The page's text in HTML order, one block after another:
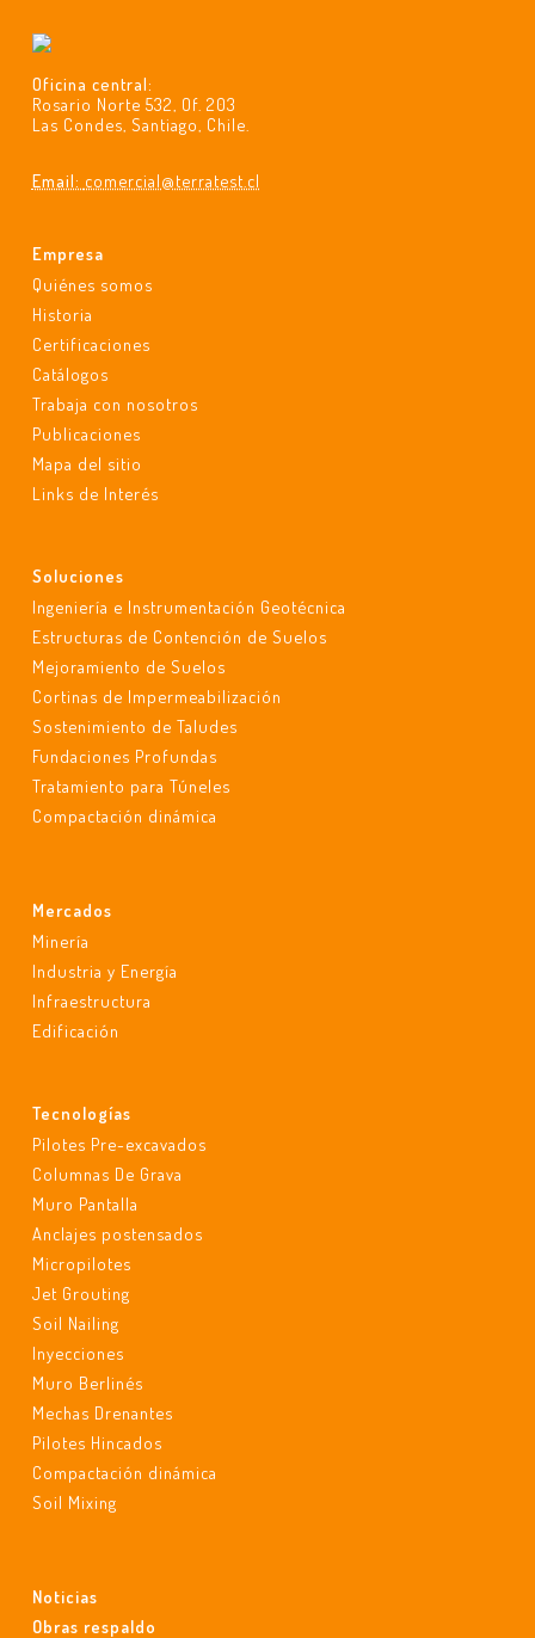
Oficina central:
Rosario Norte 532, Of. 203
Las Condes, Santiago, Chile.
Email: comercial@terratest.cl
Empresa
Quiénes somos
Historia
Certificaciones
Catálogos
Trabaja con nosotros
Publicaciones
Mapa del sitio
Links de Interés
Soluciones
Ingeniería e Instrumentación Geotécnica
Estructuras de Contención de Suelos
Mejoramiento de Suelos
Cortinas de Impermeabilización
Sostenimiento de Taludes
Fundaciones Profundas
Tratamiento para Túneles
Compactación dinámica
Mercados
Minería
Industria y Energía
Infraestructura
Edificación
Tecnologías
Pilotes Pre-excavados
Columnas De Grava
Muro Pantalla
Anclajes postensados
Micropilotes
Jet Grouting
Soil Nailing
Inyecciones
Muro Berlinés
Mechas Drenantes
Pilotes Hincados
Compactación dinámica
Soil Mixing
Noticias
Obras respaldo